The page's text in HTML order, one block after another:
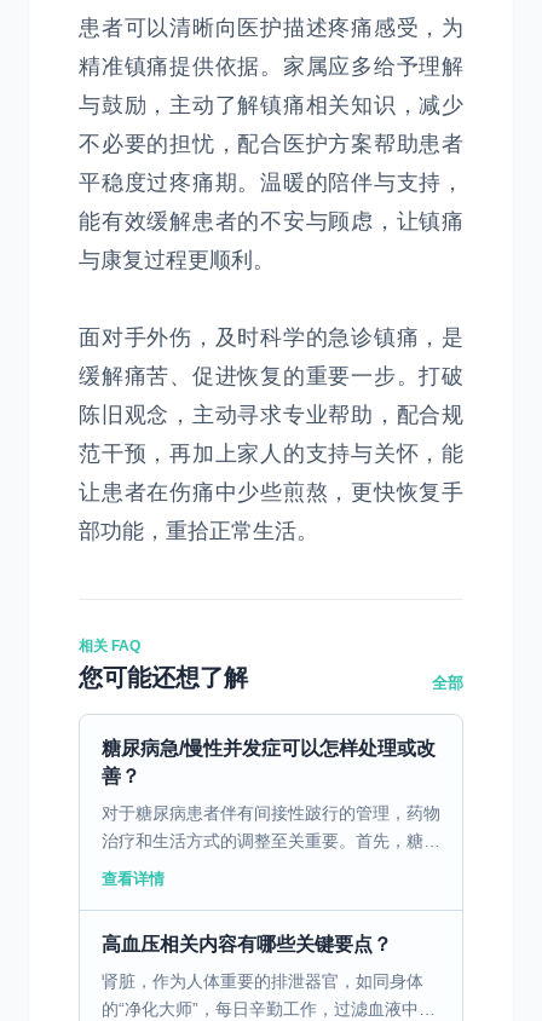
患者可以清晰向医护描述疼痛感受，为
精准镇痛提供依据。家属应多给予理解
与鼓励，主动了解镇痛相关知识，减少
不必要的担忧，配合医护方案帮助患者
平稳度过疼痛期。温暖的陪伴与支持，
能有效缓解患者的不安与顾虑，让镇痛
与康复过程更顺利。
面对手外伤，及时科学的急诊镇痛，是
缓解痛苦、促进恢复的重要一步。打破
陈旧观念，主动寻求专业帮助，配合规
范干预，再加上家人的支持与关怀，能
让患者在伤痛中少些煎熬，更快恢复手
部功能，重拾正常生活。
相关 FAQ
您可能还想了解 全部
糖尿病急/慢性并发症可以怎样处理或改
善？
对于糖尿病患者伴有间接性跛行的管理，药物
治疗和生活方式的调整至关重要。首先，糖尿
病药物管理是基础，常见的药物如胰岛素、口
查看详情
高血压相关内容有哪些关键要点？
肾脏，作为人体重要的排泄器官，如同身体
的“净化大师”，每日辛勤工作，过滤血液中的